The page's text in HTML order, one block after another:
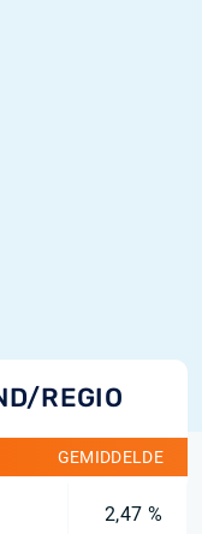
REGIO
GEMIDDELDE
2,47 %